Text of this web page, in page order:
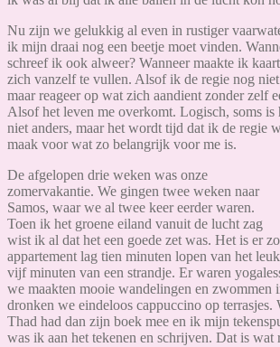
Nu zijn we gelukkig al even in rustiger
ik mijn draai nog een beetje moet vinden.
schreef ik ook alweer? Wanneer maakte ik
zich vanzelf te vullen. Alsof ik de regie nog niet
maar reageer op wat zich aandient zonder zelf
Alsof het leven me overkomt. Logisch, soms is
niet anders, maar het wordt tijd dat ik de regie
maak voor wat zo belangrijk voor me is.
De afgelopen drie weken was onze
zomervakantie. We gingen twee weken naar
Samos, waar we al twee keer eerder waren.
Toen ik het groene eiland vanuit de lucht zag
wist ik al dat het een goede zet was. Het is er
appartement lag tien minuten lopen van het
vijf minuten van een strandje. Er waren
we maakten mooie wandelingen en zwommen
dronken we eindeloos cappuccino op terrasjes.
Thad had dan zijn boek mee en ik mijn
was ik aan het tekenen en schrijven. Dat is wat